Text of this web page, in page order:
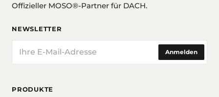
Offizieller MOSO®-Partner für DACH.
NEWSLETTER
Anmelden
PRODUKTE